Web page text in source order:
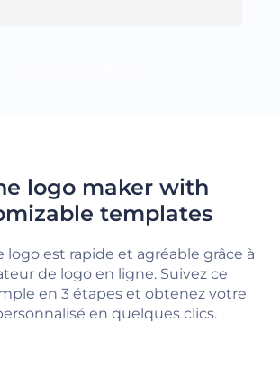
logo maker with
templates
logo est rapide et agréable grâce à
de logo en ligne. Suivez ce
en 3 étapes et obtenez votre
en quelques clics.